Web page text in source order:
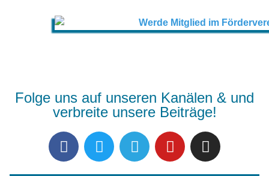
Folge uns auf unseren Kanälen & und
verbreite unsere Beiträge!